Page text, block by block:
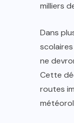
milliers
Dans
ne
Cette
routes